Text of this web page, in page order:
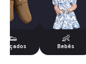
👟
Calçados
👶
Bebês